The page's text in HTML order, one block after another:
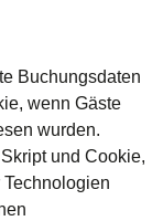
Buchungsdaten
wenn Gäste
wurden.
und Cookie,